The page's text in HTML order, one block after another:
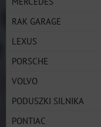
RAK GARAGE
LEXUS
PORSCHE
VOLVO
PODUSZKI SILNIKA
PONTIAC